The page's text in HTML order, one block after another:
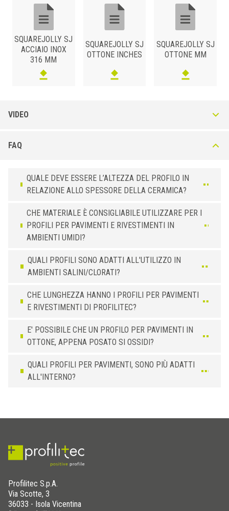
SJ 80 IX
SJ 100 IX
SJ 125 IX
SQUAREJOLLY SJ
ACCIAIO INOX
316 MM
SQUAREJOLLY SJ
OTTONE INCHES
SQUAREJOLLY SJ
OTTONE MM
VIDEO
FAQ
QUALE DEVE ESSERE L’ALTEZZA DEL PROFILO IN
RELAZIONE ALLO SPESSORE DELLA CERAMICA?
CHE MATERIALE È CONSIGLIABILE UTILIZZARE PER I
PROFILI PER PAVIMENTI E RIVESTIMENTI IN
AMBIENTI UMIDI?
QUALI PROFILI SONO ADATTI ALL'UTILIZZO IN
AMBIENTI SALINI/CLORATI?
CHE LUNGHEZZA HANNO I PROFILI PER PAVIMENTI
E RIVESTIMENTI DI PROFILITEC?
E' POSSIBILE CHE UN PROFILO PER PAVIMENTI IN
OTTONE, APPENA POSATO SI OSSIDI?
QUALI PROFILI PER PAVIMENTI, SONO PIÙ ADATTI
ALL'INTERNO?
Profilitec S.p.A.
Via Scotte, 3
36033 - Isola Vicentina